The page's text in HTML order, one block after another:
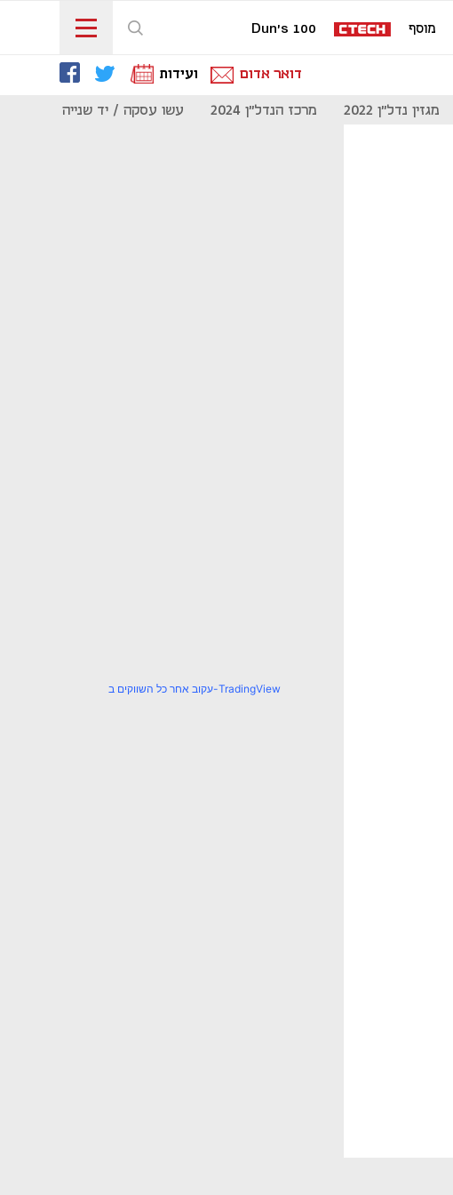
מוסף Dun's 100
דואר אדום ועידות
מגזין נדל"ן 2022 מרכז הנדל"ן 2024 עשו עסקה / יד שנייה
עקוב אחר כל השווקים ב-TradingView